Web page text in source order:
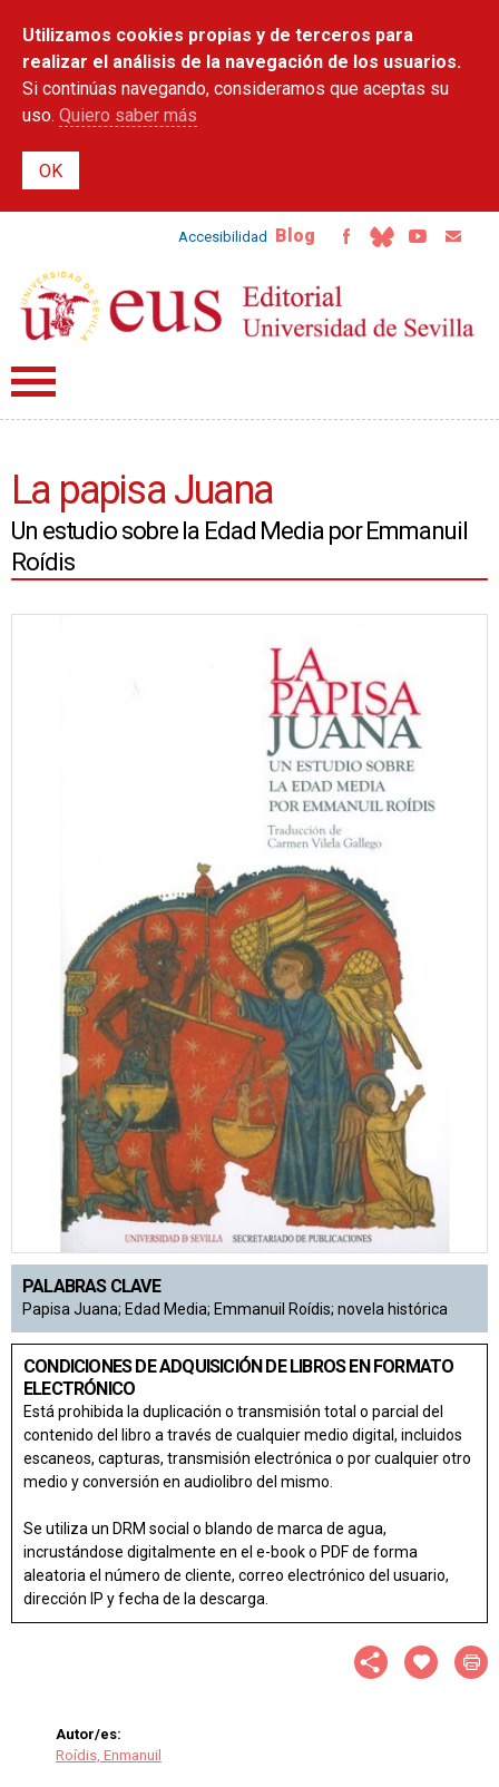
contenido
principal
Utilizamos cookies propias y de terceros para
realizar el análisis de la navegación de los usuarios.
Si continúas navegando, consideramos que aceptas su
uso. Quiero saber más
Accesibilidad Blog
La papisa Juana
Un estudio sobre la Edad Media por Emmanuil
Roídis
PALABRAS CLAVE
Papisa Juana; Edad Media; Emmanuil Roídis; novela histórica
CONDICIONES DE ADQUISICIÓN DE LIBROS EN FORMATO
ELECTRÓNICO
Está prohibida la duplicación o transmisión total o parcial del
contenido del libro a través de cualquier medio digital, incluidos
escaneos, capturas, transmisión electrónica o por cualquier otro
medio y conversión en audiolibro del mismo.
Se utiliza un DRM social o blando de marca de agua,
incrustándose digitalmente en el e-book o PDF de forma
aleatoria el número de cliente, correo electrónico del usuario,
dirección IP y fecha de la descarga.
Autor/es:
Roídis, Enmanuil